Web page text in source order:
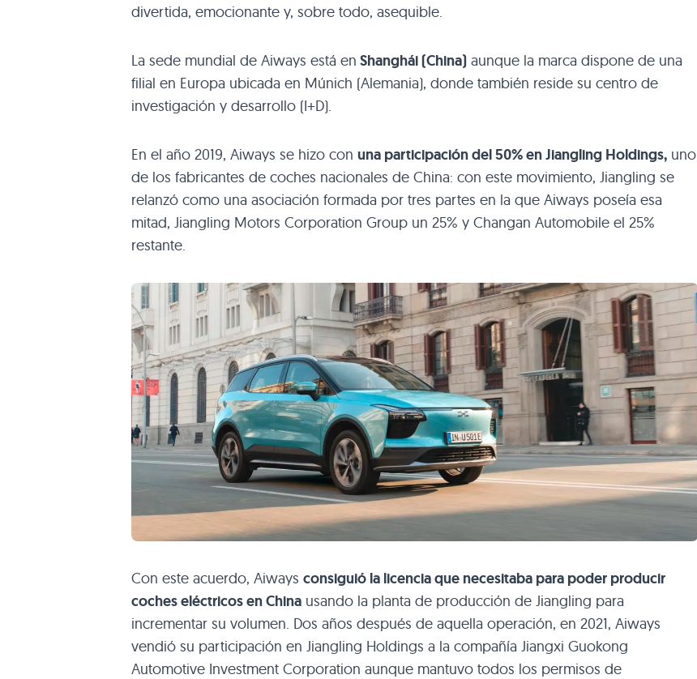
divertida, emocionante y, sobre todo, asequible.
La sede mundial de Aiways está en Shanghái (China) aunque la marca dispone de una
filial en Europa ubicada en Múnich (Alemania), donde también reside su centro de
investigación y desarrollo (I+D).
En el año 2019, Aiways se hizo con una participación del 50% en Jiangling Holdings, uno
de los fabricantes de coches nacionales de China: con este movimiento, Jiangling se
relanzó como una asociación formada por tres partes en la que Aiways poseía esa
mitad, Jiangling Motors Corporation Group un 25% y Changan Automobile el 25%
restante.
Con este acuerdo, Aiways consiguió la licencia que necesitaba para poder producir
coches eléctricos en China usando la planta de producción de Jiangling para
incrementar su volumen. Dos años después de aquella operación, en 2021, Aiways
vendió su participación en Jiangling Holdings a la compañía Jiangxi Guokong
Automotive Investment Corporation aunque mantuvo todos los permisos de